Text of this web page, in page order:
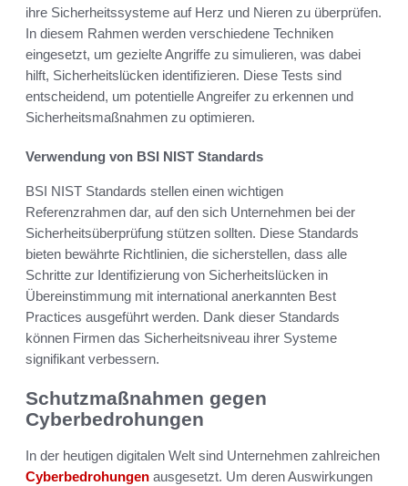
ihre Sicherheitssysteme auf Herz und Nieren zu überprüfen.
In diesem Rahmen werden verschiedene Techniken
eingesetzt, um gezielte Angriffe zu simulieren, was dabei
hilft, Sicherheitslücken identifizieren. Diese Tests sind
entscheidend, um potentielle Angreifer zu erkennen und
Sicherheitsmaßnahmen zu optimieren.
Verwendung von BSI NIST Standards
BSI NIST Standards stellen einen wichtigen
Referenzrahmen dar, auf den sich Unternehmen bei der
Sicherheitsüberprüfung stützen sollten. Diese Standards
bieten bewährte Richtlinien, die sicherstellen, dass alle
Schritte zur Identifizierung von Sicherheitslücken in
Übereinstimmung mit international anerkannten Best
Practices ausgeführt werden. Dank dieser Standards
können Firmen das Sicherheitsniveau ihrer Systeme
signifikant verbessern.
Schutzmaßnahmen gegen
Cyberbedrohungen
In der heutigen digitalen Welt sind Unternehmen zahlreichen
Cyberbedrohungen ausgesetzt. Um deren Auswirkungen